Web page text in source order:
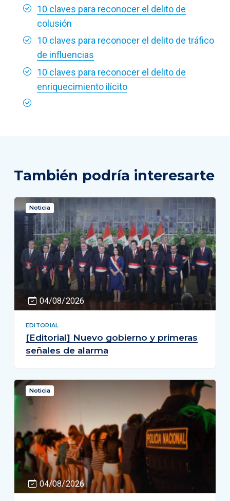
10 claves para reconocer el delito de
colusión
10 claves para reconocer el delito de tráfico
de influencias
10 claves para reconocer el delito de
enriquecimiento ilícito
También podría interesarte
Noticia
04/08/2026
EDITORIAL
[Editorial] Nuevo gobierno y primeras
señales de alarma
Noticia
04/08/2026